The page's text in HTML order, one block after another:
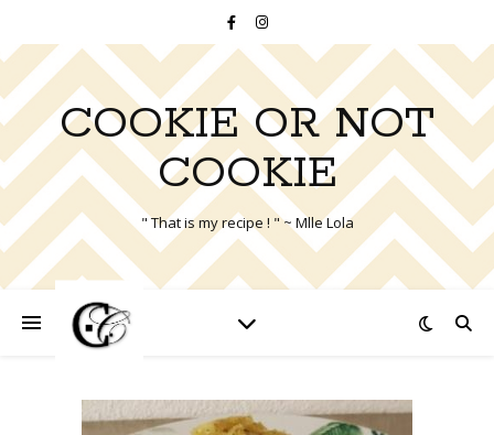
COOKIE OR NOT
COOKIE
" That is my recipe ! " ~ Mlle Lola